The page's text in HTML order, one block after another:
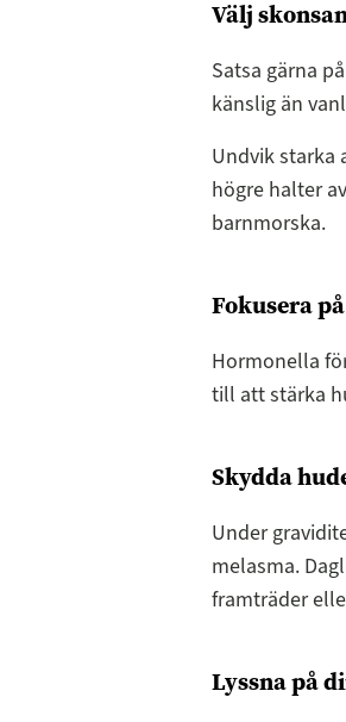
Välj
Satsa gärna
känslig än
Undvik starka
högre halter
barnmorska.
Fokusera
Hormonella
till att stärka
Skydda
Under
melasma.
framträder
Lyssna på